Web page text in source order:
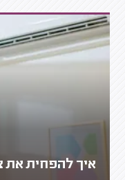
איך להפחית את